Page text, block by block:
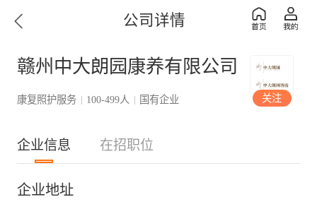
公司详情
赣州中大朗园康养有限公司
康复照护服务 | 100-499人 | 国有企业 关注
企业信息 在招职位
企业地址